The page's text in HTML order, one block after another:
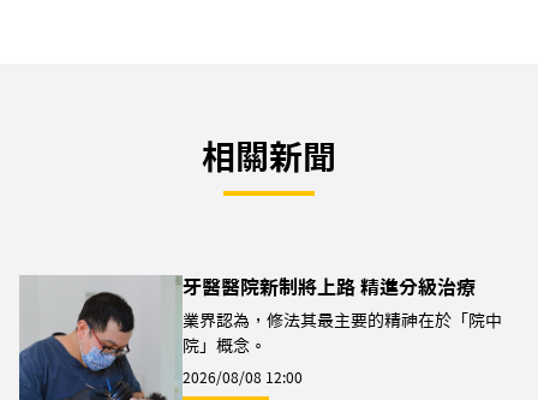
相關新聞
牙醫醫院新制將上路 精進分級治療
業界認為，修法其最主要的精神在於「院中
院」概念。
2026/08/08 12:00